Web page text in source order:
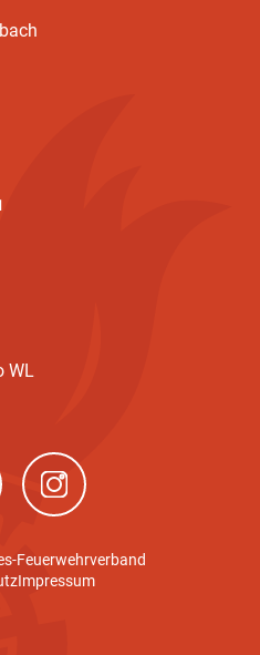
WL
Fenster)(neues Fenster)
Feuerwehrverband
Impressum